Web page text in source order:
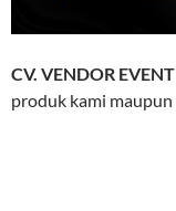
CV. VENDOR
produk kami